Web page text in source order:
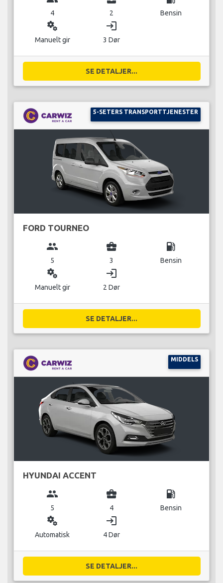
4 2 Bensin
miscellaneous_services
Manuelt gir
login
3 Dør
SE DETALJER...
5-SETERS TRANSPORTTJENESTER
FORD TOURNEO
group
5
business_center
3
local_gas_station
Bensin
miscellaneous_services
Manuelt gir
login
2 Dør
SE DETALJER...
MIDDELS
HYUNDAI ACCENT
group
5
business_center
4
local_gas_station
Bensin
miscellaneous_services
Automatisk
login
4 Dør
SE DETALJER...